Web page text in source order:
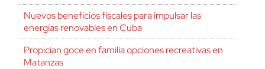
Nuevos beneficios fiscales para impulsar las
energías renovables en Cuba
Propician goce en familia opciones recreativas en
Matanzas